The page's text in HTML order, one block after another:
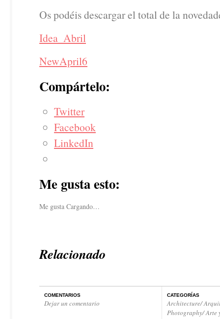
Os podéis descargar el total de la
Idea_Abril
NewApril6
Compártelo:
Twitter
Facebook
LinkedIn
Me gusta esto:
Me gusta Cargando…
Relacionado
COMENTARIOS
Dejar un comentario
CATEGORÍAS
Architecture/
Photography/ Arte